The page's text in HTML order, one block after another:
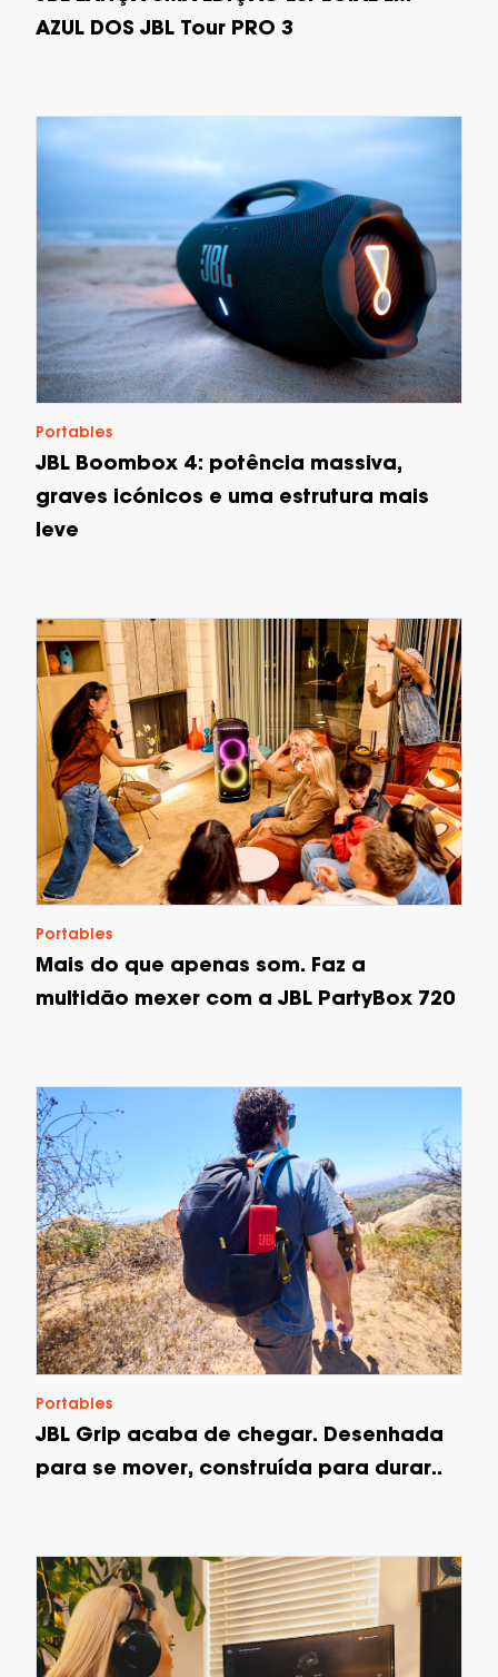
AZUL DOS JBL Tour PRO 3
Portables
JBL Boombox 4: potência massiva,
graves icónicos e uma estrutura mais
leve
Portables
Mais do que apenas som. Faz a
multidão mexer com a JBL PartyBox 720
Portables
JBL Grip acaba de chegar. Desenhada
para se mover, construída para durar..